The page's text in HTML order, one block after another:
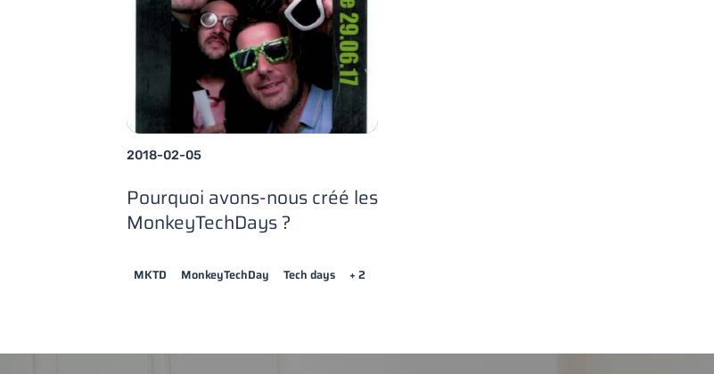
2018-02-05
Pourquoi avons-nous créé les
MonkeyTechDays ?
MKTD MonkeyTechDay Tech days + 2